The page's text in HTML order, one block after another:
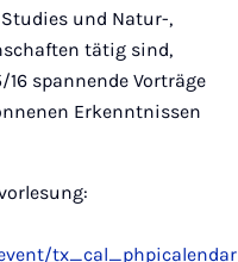
und Natur-,
tätig sind,
spannende Vorträge
Erkenntnissen